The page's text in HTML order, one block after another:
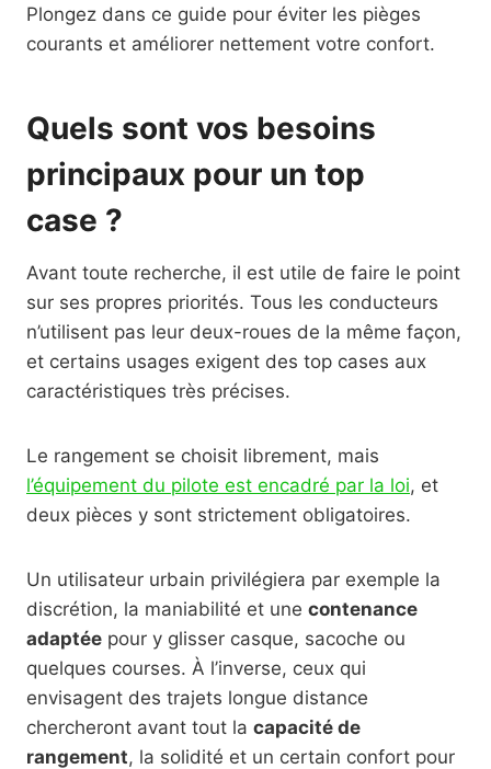
Plongez dans ce guide pour éviter les pièges
courants et améliorer nettement votre confort.
Quels sont vos besoins
principaux pour un top
case ?
Avant toute recherche, il est utile de faire le point
sur ses propres priorités. Tous les conducteurs
n’utilisent pas leur deux-roues de la même façon,
et certains usages exigent des top cases aux
caractéristiques très précises.
Le rangement se choisit librement, mais
l’équipement du pilote est encadré par la loi, et
deux pièces y sont strictement obligatoires.
Un utilisateur urbain privilégiera par exemple la
discrétion, la maniabilité et une contenance
adaptée pour y glisser casque, sacoche ou
quelques courses. À l’inverse, ceux qui
envisagent des trajets longue distance
chercheront avant tout la capacité de
rangement, la solidité et un certain confort pour